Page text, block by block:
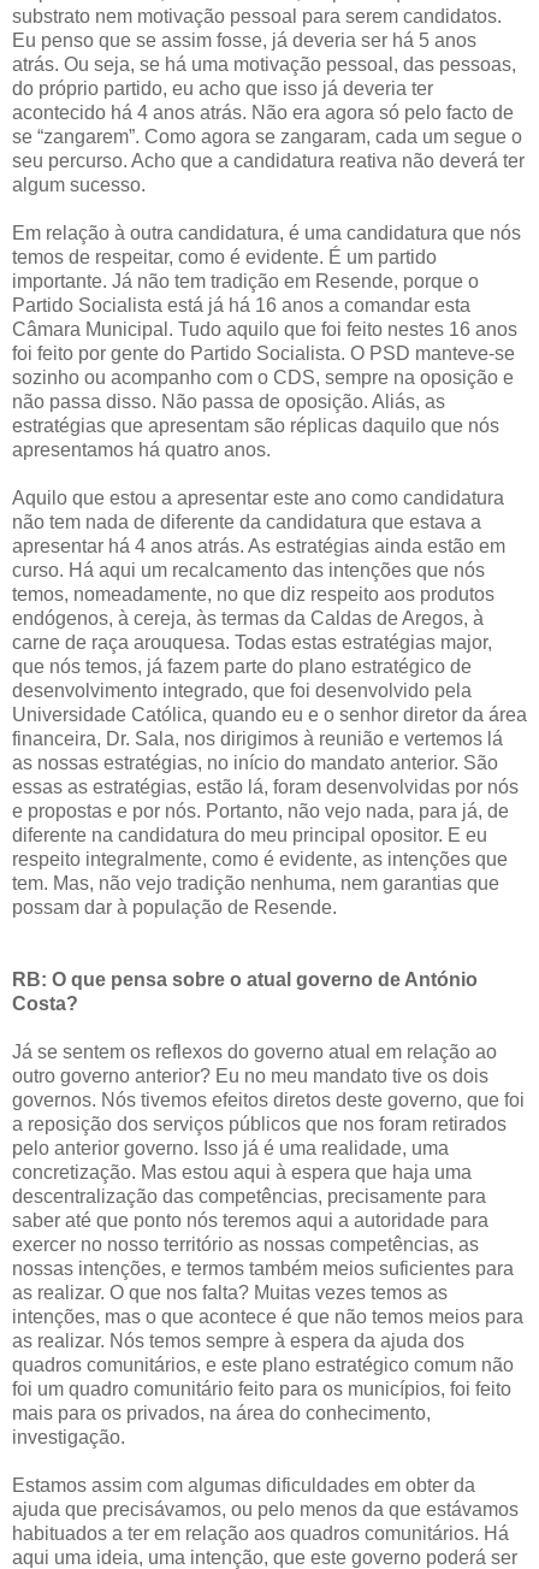
substrato nem motivação pessoal para serem candidatos.
Eu penso que se assim fosse, já deveria ser há 5 anos
atrás. Ou seja, se há uma motivação pessoal, das pessoas,
do próprio partido, eu acho que isso já deveria ter
acontecido há 4 anos atrás. Não era agora só pelo facto de
se “zangarem”. Como agora se zangaram, cada um segue o
seu percurso. Acho que a candidatura reativa não deverá ter
algum sucesso.
Em relação à outra candidatura, é uma candidatura que nós
temos de respeitar, como é evidente. É um partido
importante. Já não tem tradição em Resende, porque o
Partido Socialista está já há 16 anos a comandar esta
Câmara Municipal. Tudo aquilo que foi feito nestes 16 anos
foi feito por gente do Partido Socialista. O PSD manteve-se
sozinho ou acompanho com o CDS, sempre na oposição e
não passa disso. Não passa de oposição. Aliás, as
estratégias que apresentam são réplicas daquilo que nós
apresentamos há quatro anos.
Aquilo que estou a apresentar este ano como candidatura
não tem nada de diferente da candidatura que estava a
apresentar há 4 anos atrás. As estratégias ainda estão em
curso. Há aqui um recalcamento das intenções que nós
temos, nomeadamente, no que diz respeito aos produtos
endógenos, à cereja, às termas da Caldas de Aregos, à
carne de raça arouquesa. Todas estas estratégias major,
que nós temos, já fazem parte do plano estratégico de
desenvolvimento integrado, que foi desenvolvido pela
Universidade Católica, quando eu e o senhor diretor da área
financeira, Dr. Sala, nos dirigimos à reunião e vertemos lá
as nossas estratégias, no início do mandato anterior. São
essas as estratégias, estão lá, foram desenvolvidas por nós
e propostas e por nós. Portanto, não vejo nada, para já, de
diferente na candidatura do meu principal opositor. E eu
respeito integralmente, como é evidente, as intenções que
tem. Mas, não vejo tradição nenhuma, nem garantias que
possam dar à população de Resende.
RB: O que pensa sobre o atual governo de António
Costa?
Já se sentem os reflexos do governo atual em relação ao
outro governo anterior? Eu no meu mandato tive os dois
governos. Nós tivemos efeitos diretos deste governo, que foi
a reposição dos serviços públicos que nos foram retirados
pelo anterior governo. Isso já é uma realidade, uma
concretização. Mas estou aqui à espera que haja uma
descentralização das competências, precisamente para
saber até que ponto nós teremos aqui a autoridade para
exercer no nosso território as nossas competências, as
nossas intenções, e termos também meios suficientes para
as realizar. O que nos falta? Muitas vezes temos as
intenções, mas o que acontece é que não temos meios para
as realizar. Nós temos sempre à espera da ajuda dos
quadros comunitários, e este plano estratégico comum não
foi um quadro comunitário feito para os municípios, foi feito
mais para os privados, na área do conhecimento,
investigação.
Estamos assim com algumas dificuldades em obter da
ajuda que precisávamos, ou pelo menos da que estávamos
habituados a ter em relação aos quadros comunitários. Há
aqui uma ideia, uma intenção, que este governo poderá ser